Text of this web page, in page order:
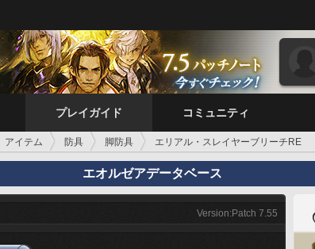
プレイガイド コミュニティ
アイテム 防具 脚防具 エリアル・スレイヤーブリーチRE
エオルゼアデータベース
Version:Patch 7.55